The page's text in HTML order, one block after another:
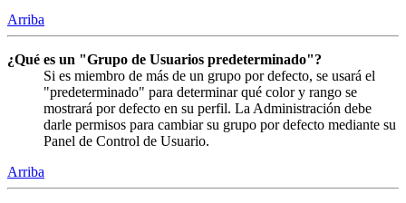
Arriba
¿Qué es un "Grupo de Usuarios predeterminado"?
Si es miembro de más de un grupo por defecto, se usará el
"predeterminado" para determinar qué color y rango se
mostrará por defecto en su perfil. La Administración debe
darle permisos para cambiar su grupo por defecto mediante su
Panel de Control de Usuario.
Arriba